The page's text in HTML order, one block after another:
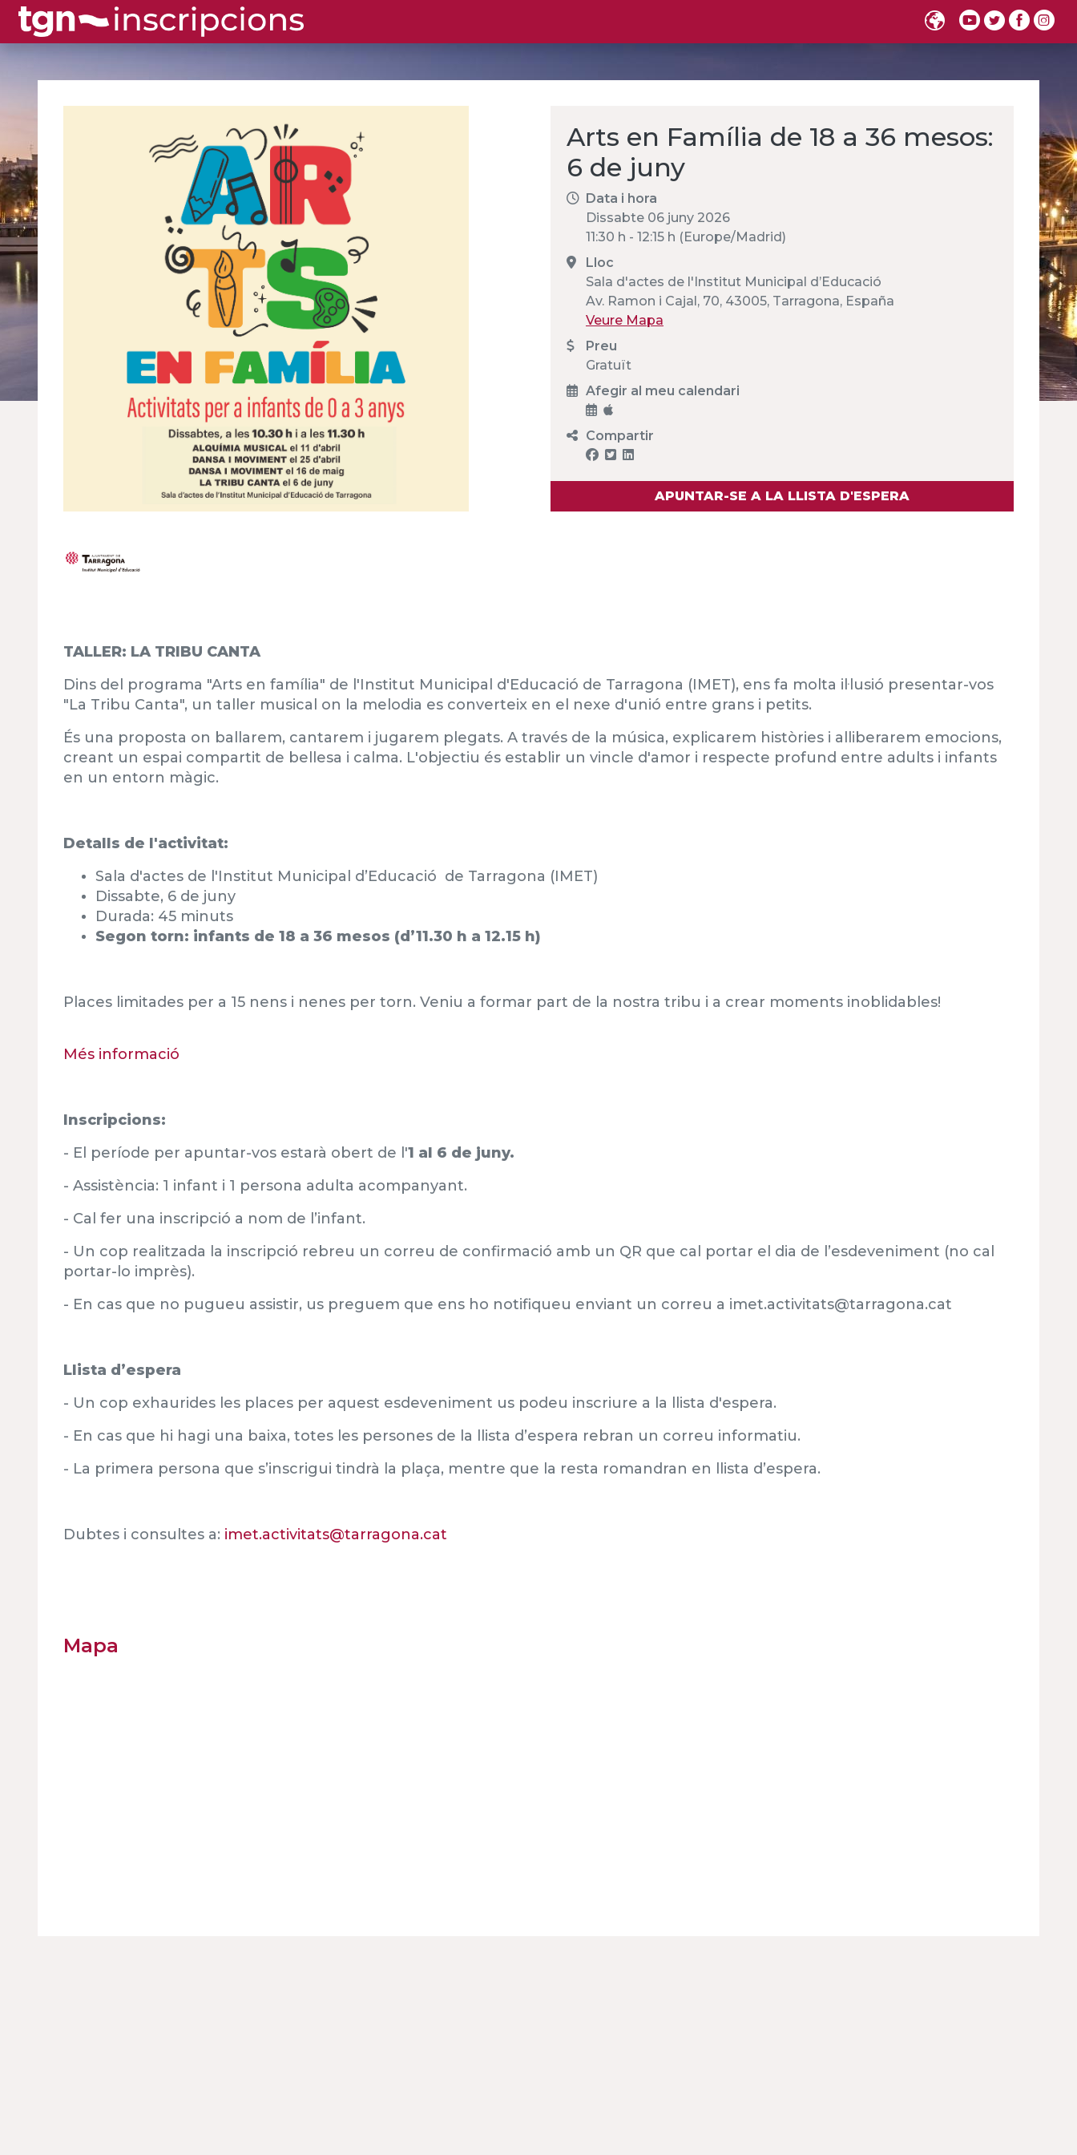
Arts en Família de 18 a 36 mesos:
6 de juny
Data i hora
Dissabte 06 juny 2026
11:30 h - 12:15 h (Europe/Madrid)
Lloc
Sala d'actes de l'Institut Municipal d’Educació
Av. Ramon i Cajal, 70, 43005, Tarragona, España
Veure Mapa
Preu
Gratuït
Afegir al meu calendari
Compartir
APUNTAR-SE A LA LLISTA D'ESPERA
TALLER: LA TRIBU CANTA
Dins del programa "Arts en família" de l'Institut Municipal d'Educació de Tarragona (IMET), ens fa molta il·lusió presentar-vos
"La Tribu Canta", un taller musical on la melodia es converteix en el nexe d'unió entre grans i petits.
És una proposta on ballarem, cantarem i jugarem plegats. A través de la música, explicarem històries i alliberarem emocions,
creant un espai compartit de bellesa i calma. L'objectiu és establir un vincle d'amor i respecte profund entre adults i infants
en un entorn màgic.
Detalls de l'activitat:
Sala d'actes de l'Institut Municipal d’Educació de Tarragona (IMET)
Dissabte, 6 de juny
Durada: 45 minuts
Segon torn: infants de 18 a 36 mesos (d’11.30 h a 12.15 h)
Places limitades per a 15 nens i nenes per torn. Veniu a formar part de la nostra tribu i a crear moments inoblidables!
Més informació
Inscripcions:
- El període per apuntar-vos estarà obert de l'1 al 6 de juny.
- Assistència: 1 infant i 1 persona adulta acompanyant.
- Cal fer una inscripció a nom de l’infant.
- Un cop realitzada la inscripció rebreu un correu de confirmació amb un QR que cal portar el dia de l’esdeveniment (no cal
portar-lo imprès).
- En cas que no pugueu assistir, us preguem que ens ho notifiqueu enviant un correu a imet.activitats@tarragona.cat
Llista d’espera
- Un cop exhaurides les places per aquest esdeveniment us podeu inscriure a la llista d'espera.
- En cas que hi hagi una baixa, totes les persones de la llista d’espera rebran un correu informatiu.
- La primera persona que s’inscrigui tindrà la plaça, mentre que la resta romandran en llista d’espera.
Dubtes i consultes a: imet.activitats@tarragona.cat
Mapa